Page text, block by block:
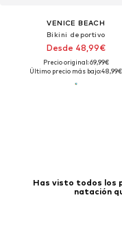
VENICE BEACH
Bikini deportivo
Desde 48,99€
Precio original: 69,99€
Último precio más bajo:48,99€
Has visto todos los
natación